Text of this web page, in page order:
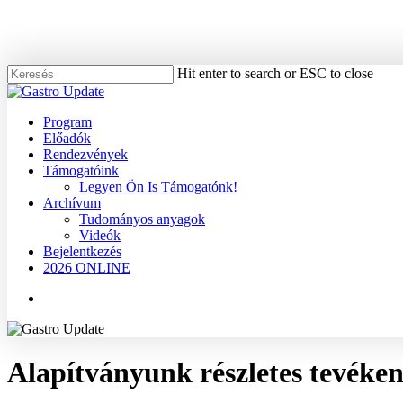
content
Hit enter to search or ESC to close
Close
Menu
Program
Előadók
Rendezvények
Támogatóink
Legyen Ön Is Támogatónk!
Archívum
Tudományos anyagok
Videók
Bejelentkezés
2026 ONLINE
Alapítványunk részletes